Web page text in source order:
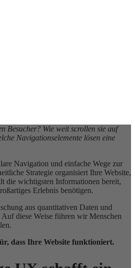
Besucher? Wie weit scrollen sie auf
Navigationselemente lösen eine
Navigation und einfache Wege zur
Strategie organisiert Ihre Website,
die wichtigsten Informationen bereit,
Erlebnis benötigen.
aus quantitativen Daten und
diese Weise führen wir Menschen
dass Ihre Website funktioniert.